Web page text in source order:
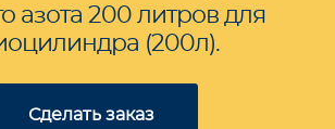
азота 200 литров для
(200л).
Сделать заказ